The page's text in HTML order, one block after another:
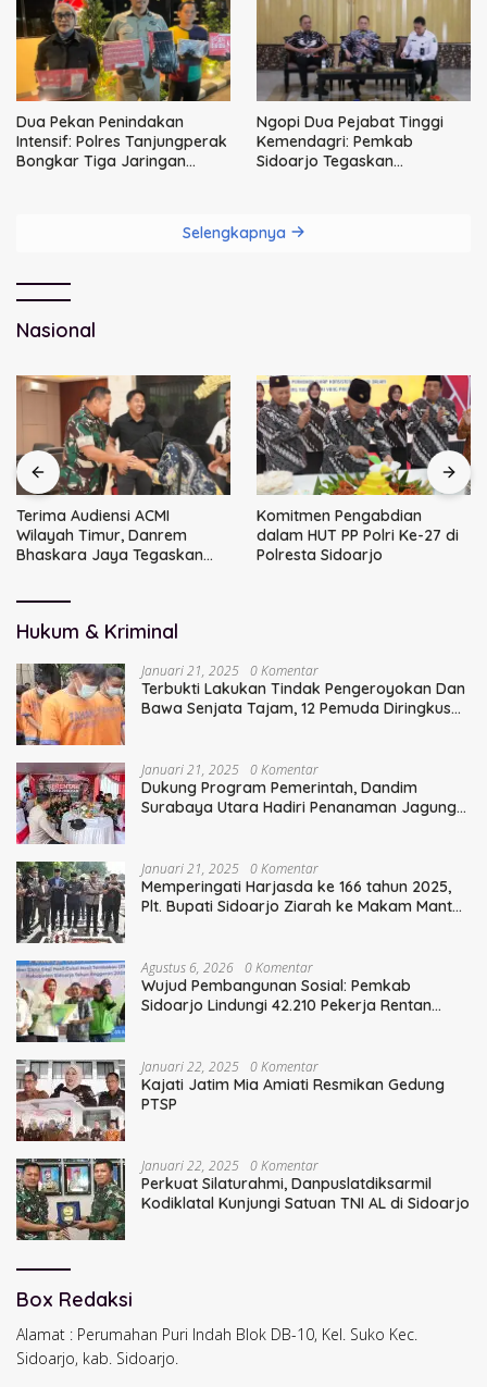
Dua Pekan Penindakan
Intensif: Polres Tanjungperak
Bongkar Tiga Jaringan
Ngopi Dua Pejabat Tinggi
Kemendagri: Pemkab
Sidoarjo Tegaskan
Selengkapnya
Nasional
Terima Audiensi ACMI
Wilayah Timur, Danrem
Bhaskara Jaya Tegaskan
Komitmen Pengabdian
dalam HUT PP Polri Ke-27 di
Polresta Sidoarjo
Hukum & Kriminal
Januari 21, 2025 0 Komentar
Terbukti Lakukan Tindak Pengeroyokan Dan
Bawa Senjata Tajam, 12 Pemuda Diringkus
Januari 21, 2025 0 Komentar
Dukung Program Pemerintah, Dandim
Surabaya Utara Hadiri Penanaman Jagung
Januari 21, 2025 0 Komentar
Memperingati Harjasda ke 166 tahun 2025,
Plt. Bupati Sidoarjo Ziarah ke Makam Mantan
Agustus 6, 2026 0 Komentar
Wujud Pembangunan Sosial: Pemkab
Sidoarjo Lindungi 42.210 Pekerja Rentan
Januari 22, 2025 0 Komentar
Kajati Jatim Mia Amiati Resmikan Gedung
PTSP
Januari 22, 2025 0 Komentar
Perkuat Silaturahmi, Danpuslatdiksarmil
Kodiklatal Kunjungi Satuan TNI AL di Sidoarjo
Box Redaksi
Alamat : Perumahan Puri Indah Blok DB-10, Kel. Suko Kec.
Sidoarjo, kab. Sidoarjo.